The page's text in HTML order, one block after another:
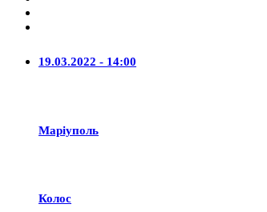
19.03.2022 - 14:00
Маріуполь
Колос